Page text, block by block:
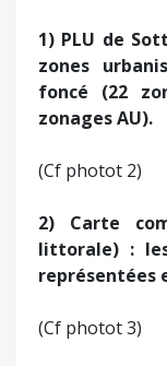
1) PLU de
zones
foncé (22
zonages AU).
(Cf photot 2)
2) Carte
littorale) :
représentées
(Cf photot 3)